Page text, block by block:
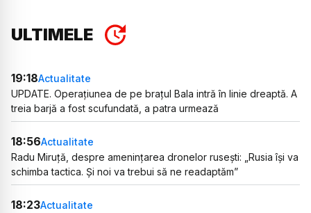
ULTIMELE
19:18Actualitate
UPDATE. Operațiunea de pe brațul Bala intră în linie dreaptă. A
treia barjă a fost scufundată, a patra urmează
18:56Actualitate
Radu Miruță, despre amenințarea dronelor rusești: „Rusia își va
schimba tactica. Și noi va trebui să ne readaptăm”
18:23Actualitate